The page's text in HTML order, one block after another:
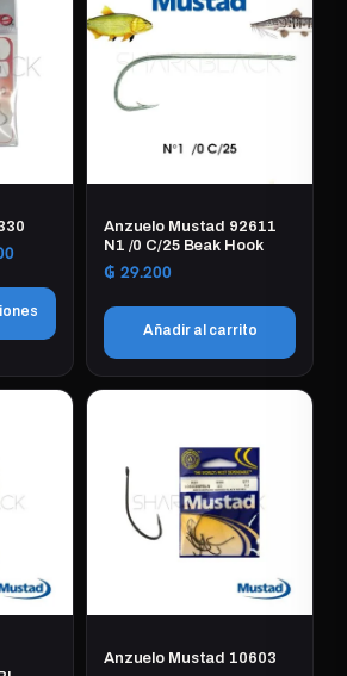
Rango
precios:
₲ 21.000
Anzuelo Mustad 92611
N1 /0 C/25 Beak Hook
₲ 29.200
Añadir al carrito
Anzuelo Mustad 10603